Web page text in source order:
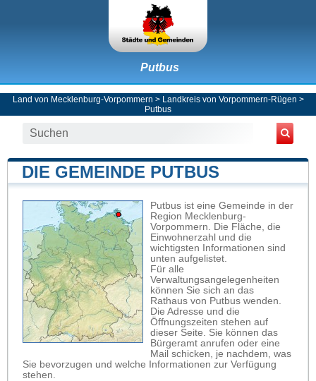
Putbus
Land von Mecklenburg-Vorpommern > Landkreis von Vorpommern-Rügen >
Putbus
DIE GEMEINDE PUTBUS
Putbus ist eine Gemeinde in der
Region Mecklenburg-
Vorpommern. Die Fläche, die
Einwohnerzahl und die
wichtigsten Informationen sind
unten aufgelistet.
Für alle
Verwaltungsangelegenheiten
können Sie sich an das
Rathaus von Putbus wenden.
Die Adresse und die
Öffnungszeiten stehen auf
dieser Seite. Sie können das
Bürgeramt anrufen oder eine
Mail schicken, je nachdem, was
Sie bevorzugen und welche Informationen zur Verfügung
stehen.